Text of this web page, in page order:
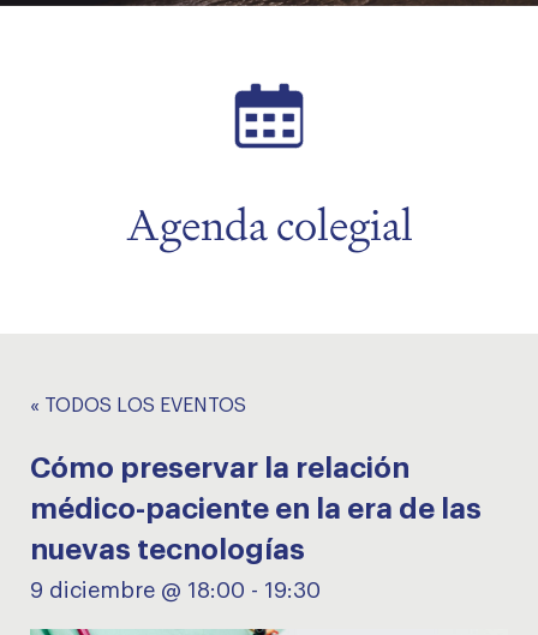
Agenda colegial
« TODOS LOS EVENTOS
Cómo preservar la relación
médico-paciente en la era de las
nuevas tecnologías
9 diciembre @ 18:00 - 19:30